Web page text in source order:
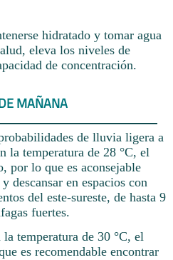
hidratado y tomar agua
eleva los niveles de
de concentración.
MAÑANA
de lluvia ligera a
la temperatura de 28 °C, el
por lo que es aconsejable
descansar en espacios con
del este-sureste, de hasta 9
fuertes.
temperatura de 30 °C, el
es recomendable encontrar